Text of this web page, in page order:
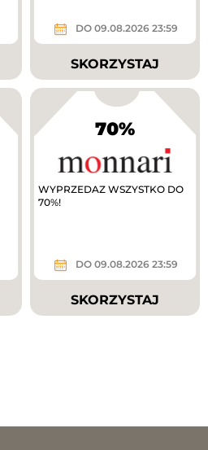
DO 09.08.2026 23:59
SKORZYSTAJ
70%
WYPRZEDAZ WSZYSTKO DO
70%!
DO 09.08.2026 23:59
SKORZYSTAJ